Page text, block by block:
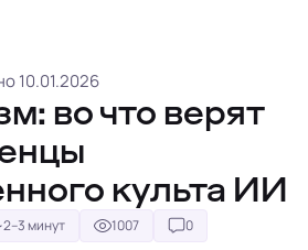
10.01.2026
во что верят
культа ИИ
минут 1007 0